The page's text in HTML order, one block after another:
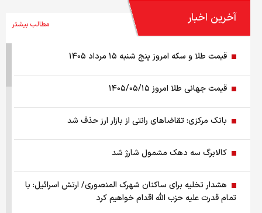
آخرین اخبار مطالب بیشتر
قیمت طلا و سکه امروز پنج شنبه ۱۵ مرداد ۱۴۰۵
قیمت جهانی طلا امروز ۱۴۰۵/۰۵/۱۵
بانک مرکزی: تقاضا‌های رانتی از بازار ارز حذف شد
کالابرگ سه دهک مشمول شارژ شد
هشدار تخلیه برای ساکنان شهرک المنصوری/ ارتش اسرائیل: با
تمام قدرت علیه حزب الله اقدام خواهیم کرد